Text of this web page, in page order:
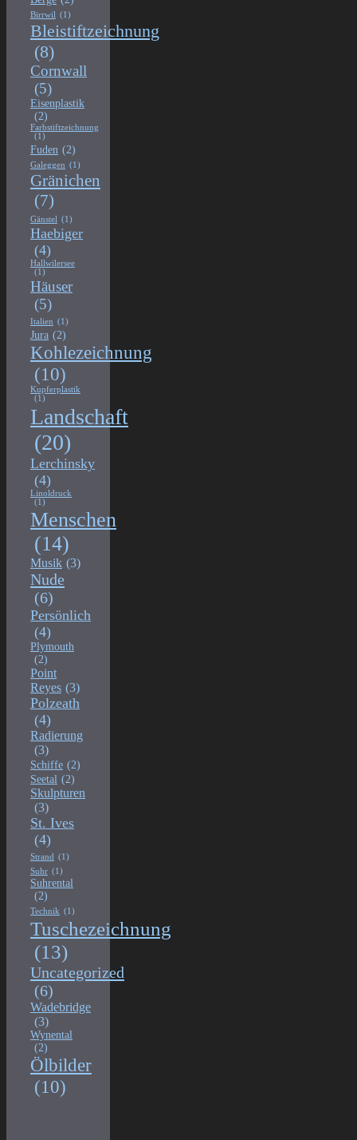
Birrwil (1)
Bleistiftzeichnung
(8)
Cornwall
(5)
Eisenplastik
(2)
Farbstiftzeichnung
(1)
Fuden (2)
Galeggen (1)
Gränichen
(7)
Gänstel (1)
Haebiger
(4)
Hallwilersee
(1)
Häuser
(5)
Italien (1)
Jura (2)
Kohlezeichnung
(10)
Kupferplastik
(1)
Landschaft
(20)
Lerchinsky
(4)
Linoldruck
(1)
Menschen
(14)
Musik (3)
Nude
(6)
Persönlich
(4)
Plymouth
(2)
Point
Reyes (3)
Polzeath
(4)
Radierung
(3)
Schiffe (2)
Seetal (2)
Skulpturen
(3)
St. Ives
(4)
Strand
(1)
Suhr (1)
Suhrental
(2)
Technik (1)
Tuschezeichnung
(13)
Uncategorized
(6)
Wadebridge
(3)
Wynental
(2)
Ölbilder
(10)